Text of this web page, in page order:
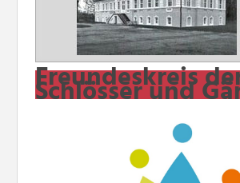
Freundeskreis
Schlösser und